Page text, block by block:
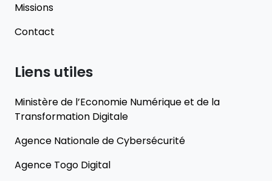
Missions
Contact
Liens utiles
Ministère de l’Economie Numérique et de la
Transformation Digitale
Agence Nationale de Cybersécurité
Agence Togo Digital